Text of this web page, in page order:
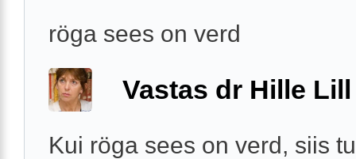
röga sees on verd
Vastas dr Hille Lill
Kui röga sees on verd, siis